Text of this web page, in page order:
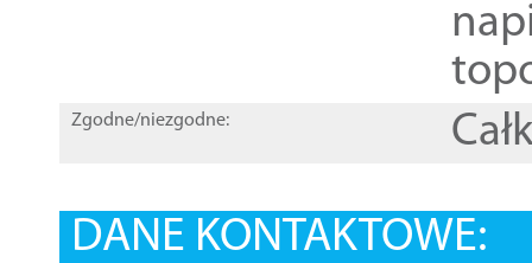
Zgodne/niezgodne:
DANE KONTAKTOWE: